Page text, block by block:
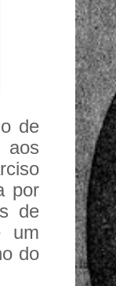
de
por
de
um
do